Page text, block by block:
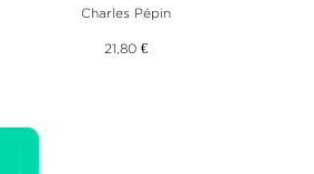
Charles Pépin
21,80 €